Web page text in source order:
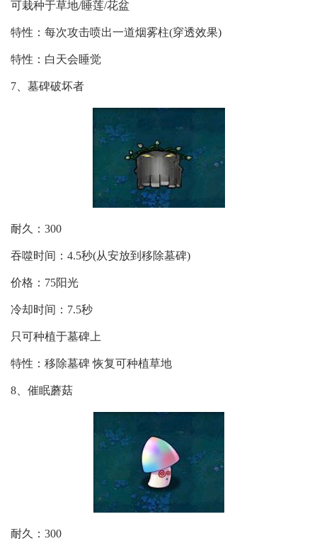
可栽种于草地/睡莲/花盆
特性：每次攻击喷出一道烟雾柱(穿透效果)
特性：白天会睡觉
7、墓碑破坏者
耐久：300
吞噬时间：4.5秒(从安放到移除墓碑)
价格：75阳光
冷却时间：7.5秒
只可种植于墓碑上
特性：移除墓碑 恢复可种植草地
8、催眠蘑菇
耐久：300